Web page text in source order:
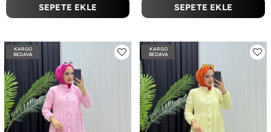
SEPETE EKLE SEPETE EKLE
KARGO
BEDAVA
KARGO
BEDAVA